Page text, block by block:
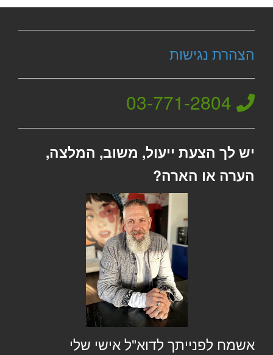
הצהרת נגישות
03-771-2804
יש לך הצעת ייעול, משוב, המלצה,
הערה או הארה?
אשמח לפנייתך לדוא"ל אישי שלי